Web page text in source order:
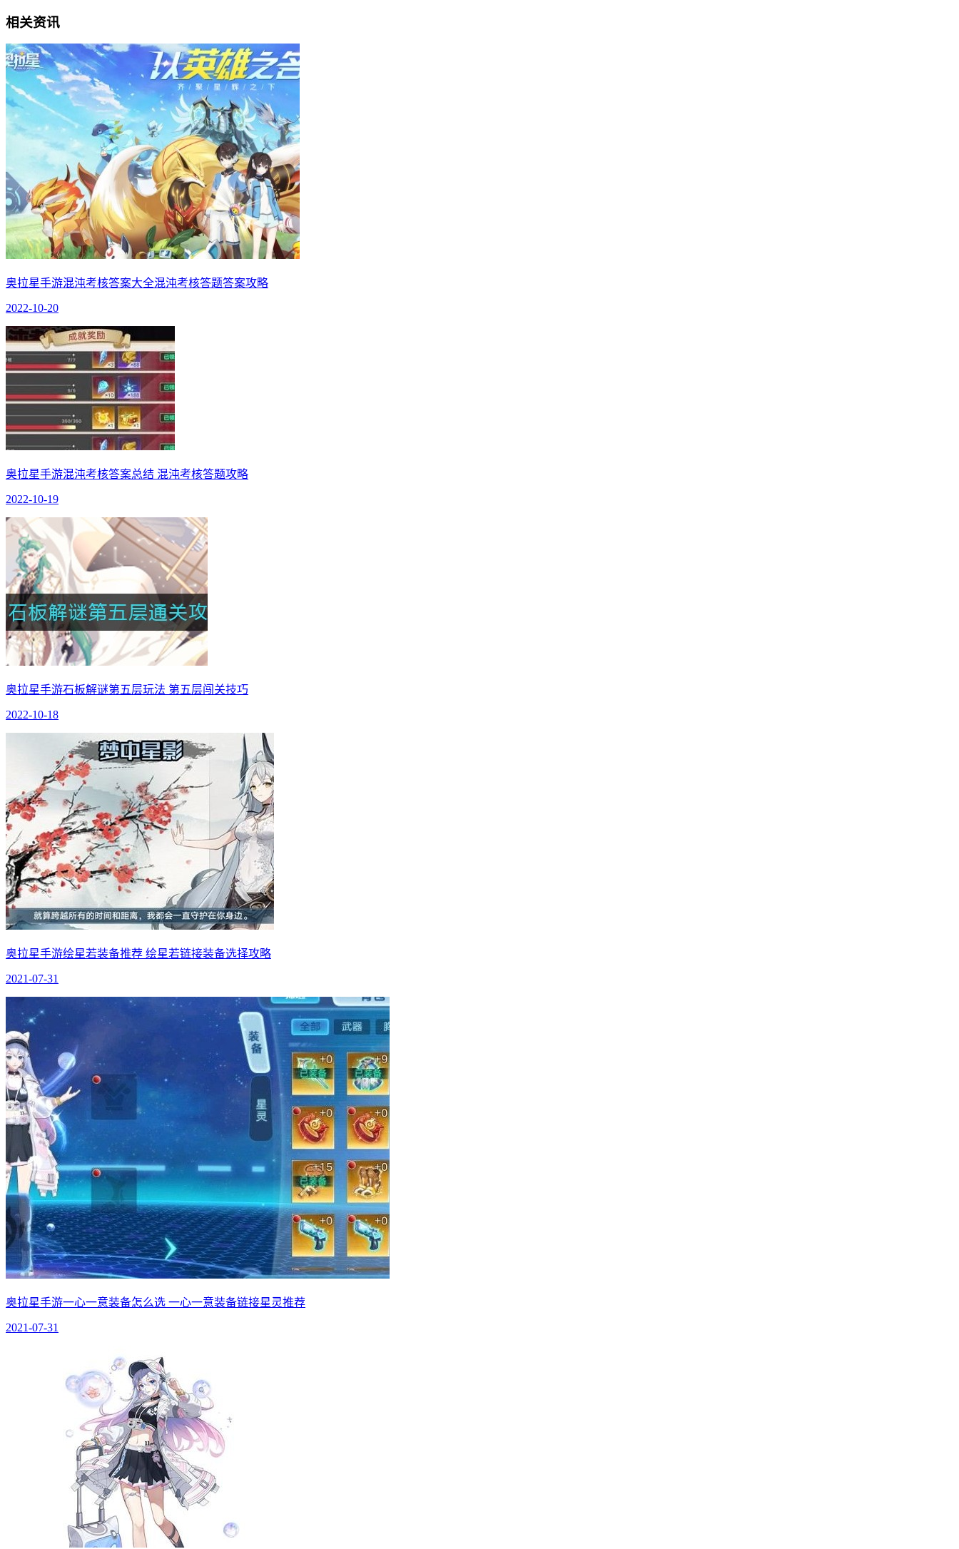
相关资讯
奥拉星手游混沌考核答案大全混沌考核答题答案攻略
2022-10-20
奥拉星手游混沌考核答案总结 混沌考核答题攻略
2022-10-19
奥拉星手游石板解谜第五层玩法 第五层闯关技巧
2022-10-18
奥拉星手游绘星若装备推荐 绘星若链接装备选择攻略
2021-07-31
奥拉星手游一心一意装备怎么选 一心一意装备链接星灵推荐
2021-07-31